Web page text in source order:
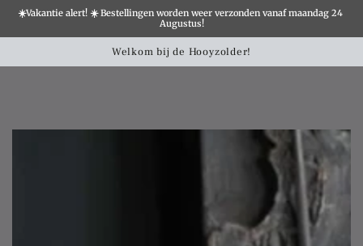
☀️Vakantie alert! ☀️ Bestellingen worden weer verzonden vanaf maandag 24
Augustus!
MISSING:Welkom bij de Hooyzolder!